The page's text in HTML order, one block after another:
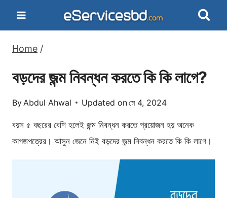
Skip
to
content
Home /
বড়দের জন্ম নিবন্ধন করতে কি কি লাগে?
ByAbdul Ahwal Updated onমে 4, 2024
বয়স ৫ বছরের বেশি হলেই জন্ম নিবন্ধন করতে প্রয়োজন হয় অনেক
কাগজপত্রের। আসুন জেনে নিই বড়দের জন্ম নিবন্ধন করতে কি কি লাগে।